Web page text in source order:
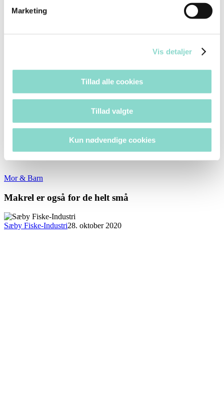
Marketing
Vis detaljer
Tillad alle cookies
Tillad valgte
Kun nødvendige cookies
Mor & Barn
Makrel er også for de helt små
Sæby Fiske-Industri28. oktober 2020